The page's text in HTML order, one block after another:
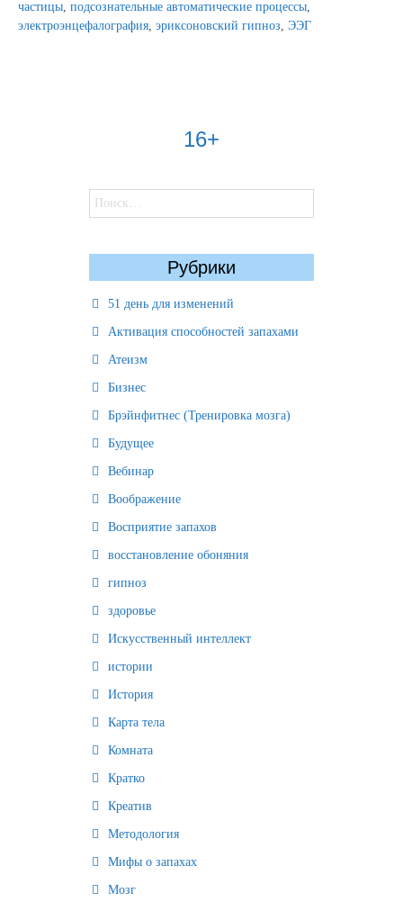
частицы, подсознательные автоматические процессы,
электроэнцефалография, эриксоновский гипноз, ЭЭГ
16+
Найти:
Рубрики
51 день для изменений
Активация способностей запахами
Атеизм
Бизнес
Брэйнфитнес (Тренировка мозга)
Будущее
Вебинар
Воображение
Восприятие запахов
восстановление обоняния
гипноз
здоровье
Искусственный интеллект
истории
История
Карта тела
Комната
Кратко
Креатив
Методология
Мифы о запахах
Мозг